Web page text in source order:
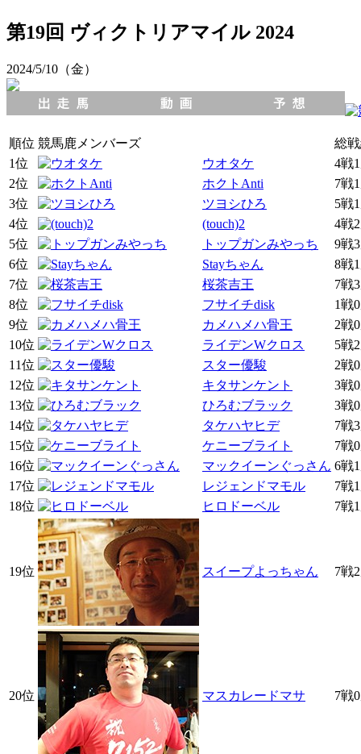
第19回 ヴィクトリアマイル 2024
2024/5/10（金）
順位 競馬鹿メンバーズ
総
1位
ウオタケ
4戦
2位
ホクトAnti
7戦
3位
ツヨシひろ
5戦
4位
(touch)2
4戦
5位
トップガンみやっち
9戦
6位
Stayちゃん
8戦
7位
桜茶吉王
7戦
8位
フサイチdisk
1戦
9位
カメハメハ骨王
2戦
10位
ライデンWクロス
5戦
11位
スター優駿
2戦
12位
キタサンケント
3戦
13位
ひろむブラック
3戦
14位
タケハヤヒデ
7戦
15位
ケニーブライト
7戦
16位
マックイーンぐっさん 6戦
17位
レジェンドマモル
7戦
18位
ヒロドーベル 7戦
19位 スイープよっちゃん 7戦
20位 マスカレードマサ 7戦